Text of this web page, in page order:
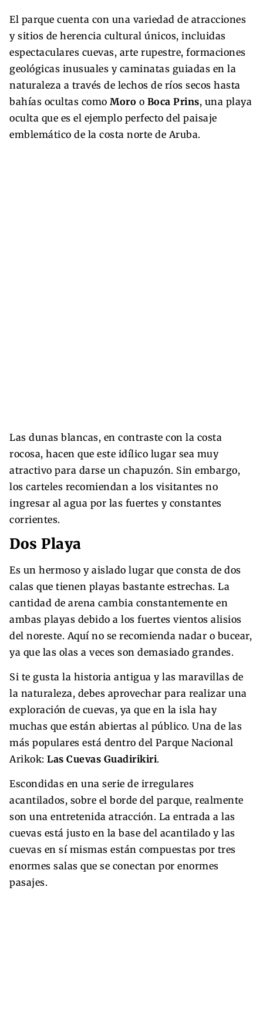
El parque cuenta con una variedad de atracciones
y sitios de herencia cultural únicos, incluidas
espectaculares cuevas, arte rupestre, formaciones
geológicas inusuales y caminatas guiadas en la
naturaleza a través de lechos de ríos secos hasta
bahías ocultas como Moro o Boca Prins, una playa
oculta que es el ejemplo perfecto del paisaje
emblemático de la costa norte de Aruba.
Las dunas blancas, en contraste con la costa
rocosa, hacen que este idílico lugar sea muy
atractivo para darse un chapuzón. Sin embargo,
los carteles recomiendan a los visitantes no
ingresar al agua por las fuertes y constantes
corrientes.
Dos Playa
Es un hermoso y aislado lugar que consta de dos
calas que tienen playas bastante estrechas. La
cantidad de arena cambia constantemente en
ambas playas debido a los fuertes vientos alisios
del noreste. Aquí no se recomienda nadar o bucear,
ya que las olas a veces son demasiado grandes.
Si te gusta la historia antigua y las maravillas de
la naturaleza, debes aprovechar para realizar una
exploración de cuevas, ya que en la isla hay
muchas que están abiertas al público. Una de las
más populares está dentro del Parque Nacional
Arikok: Las Cuevas Guadirikiri.
Escondidas en una serie de irregulares
acantilados, sobre el borde del parque, realmente
son una entretenida atracción. La entrada a las
cuevas está justo en la base del acantilado y las
cuevas en sí mismas están compuestas por tres
enormes salas que se conectan por enormes
pasajes.